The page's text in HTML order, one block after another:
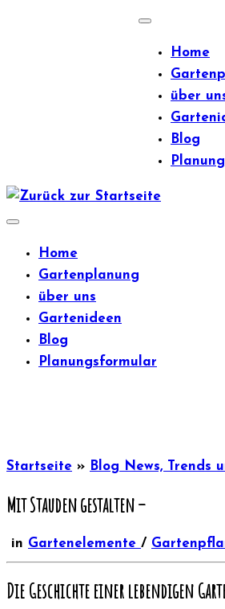
Home
über
Blog
Home
Gartenplanung
über uns
Gartenideen
Blog
Planungsformular
Startseite » Blog News, Trends
Mit Stauden gestalten –
in Gartenelemente /
Die Geschichte einer lebendigen